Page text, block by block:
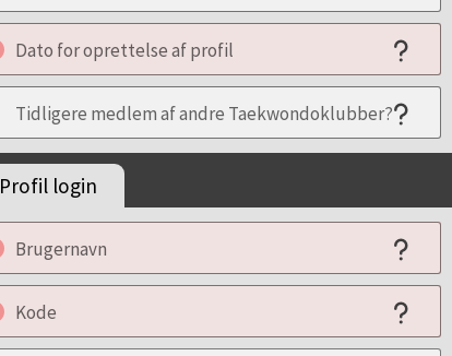
Dato for oprettelse af profil
Tidligere medlem af andre Taekwondoklubber?
Profil login
Brugernavn
Kode